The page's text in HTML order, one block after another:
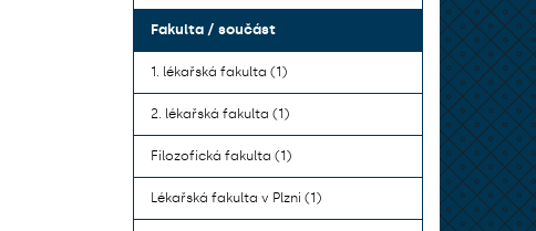
Fakulta / součást
1. lékařská fakulta (1)
2. lékařská fakulta (1)
Filozofická fakulta (1)
Lékařská fakulta v Plzni (1)